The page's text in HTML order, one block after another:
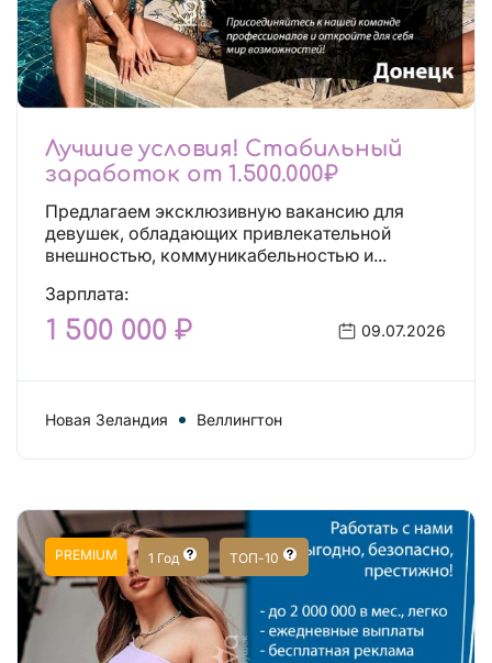
Лучшие условия! Стабильный
заработок от 1.500.000₽
Предлагаем эксклюзивную вакансию для
девушек, обладающих привлекательной
внешностью, коммуникабельностью и...
Зарплата:
1 500 000 ₽ 09.07.2026
Новая Зеландия Веллингтон
PREMIUM 1 Год ТОП-10